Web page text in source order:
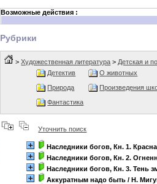
Возможные действия :
Рубрики
>Художественная литература > Детская и
Детектив
О животных
Природа
Произведения
Фантастика
Уточнить поиск
Наследники богов, Кн. 1.
Наследники богов, Кн. 2.
Наследники богов, Кн. 3. Тень
Аккуратным надо быть / Н.